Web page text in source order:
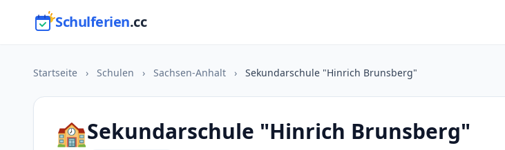
Schulferien.cc
Startseite › Schulen › Sachsen-Anhalt › Sekundarschule "Hinrich Brunsberg"
🏫Sekundarschule "Hinrich Brunsberg"